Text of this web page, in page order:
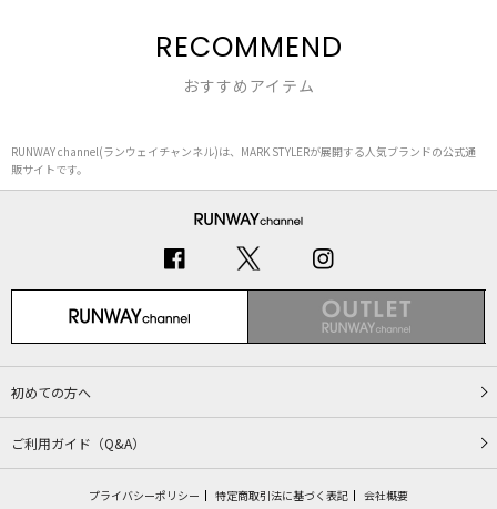
RECOMMEND
おすすめアイテム
RUNWAY channel(ランウェイチャンネル)は、MARK STYLERが展開する人気ブランドの公式通
販サイトです。
初めての方へ
ご利用ガイド（Q&A）
プライバシーポリシー 特定商取引法に基づく表記 会社概要